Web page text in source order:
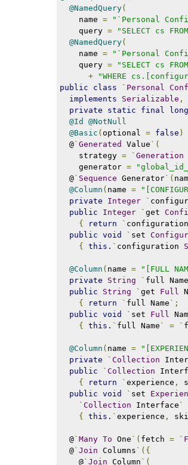
@NamedQuery(
name = "`Personal
query = "SELECT cs
@NamedQuery(
name = "`Personal
query =
"SELECT cs
+
"WHERE
public
class ` Personal
implements
Serializable ,
private
static final long
@Id
@NotNull
@Basic ( optional = false )
@` Generated Value `(
strategy = ` Generation
generator =
@` Sequence Generator`(
@Column ( name =
private
Integer `
public
Integer ` get
{
return ` configuration
public void ` set
{ this . ` configuration
@Column ( name = "[FULL
private
String ` full Name
public
String ` get Full
{
return ` full Name `;
public void ` set Full
{ this . ` full Name ` = `
@Column ( name =
private
` Collection
public
` Collection
{
return ` experience ,
public void ` set
` Collection Interface `
{ this . ` experience ,
@` Many To One `( fetch = `
@` Join Columns `({
@` Join Column `(